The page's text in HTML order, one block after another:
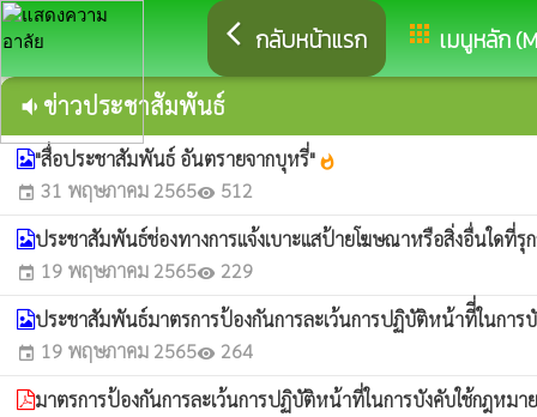
arrow_back_ios กลับหน้าแรก apps เมนูหลัก
volume_down ข่าวประชาสัมพันธ์
"สื่อประชาสัมพันธ์ อันตรายจากบุหรี่" whatshot
event 31 พฤษภาคม 2565visibility 512
ประชาสัมพันธ์ช่องทางการแจ้งเบาะแสป้ายโฆษณาหรือสิ่งอื่นใดที่
event 19 พฤษภาคม 2565visibility 229
ประชาสัมพันธ์มาตรการป้องกันการละเว้นการปฏิบัติหน้าทีี่ในกา
event 19 พฤษภาคม 2565visibility 264
มาตรการป้องกันการละเว้นการปฏิบัติหน้าที่ในการบังคับใช้กฎหม